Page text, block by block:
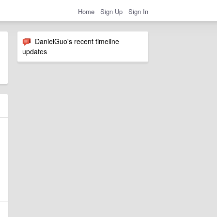
Home Sign Up Sign In
DanielGuo's recent timeline
updates